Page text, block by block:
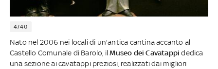
4/40
Nato nel 2006 nei locali di un'antica cantina accanto al
Castello Comunale di Barolo, ilMuseo dei Cavatappidedica
una sezione ai cavatappi preziosi, realizzati dai migliori